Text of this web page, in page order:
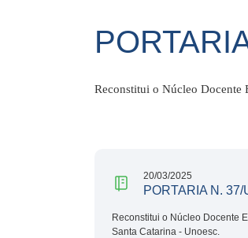
Reconstitui o Núcleo Docente
20/03/2025
PORTARIA N.
Reconstitui o Núcleo Docente
Santa Catarina - Unoesc.